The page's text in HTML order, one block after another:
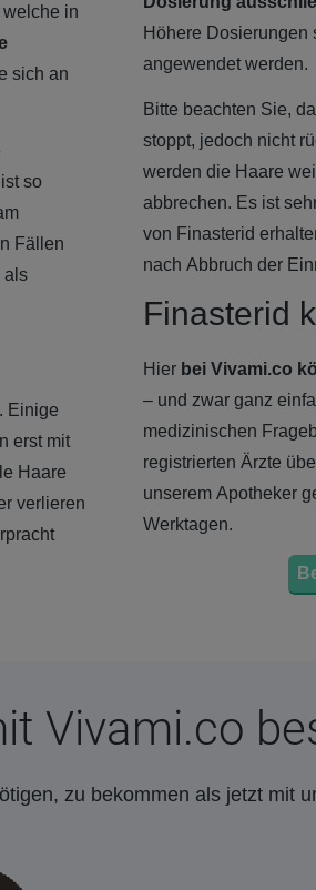
welche in
sich an
so
Fällen
als
Einige
erst mit
Haare
verlieren
Höhere Dosierungen
angewendet werden.
Bitte beachten Sie,
stoppt, jedoch nicht
werden die Haare
abbrechen. Es ist
von Finasterid
nach Abbruch der
Finasterid
Hier bei Vivami.co
– und zwar ganz
medizinischen
registrierten Ärzte
unserem Apotheker
Werktagen.
Vivami.co
zu bekommen als jetzt mit